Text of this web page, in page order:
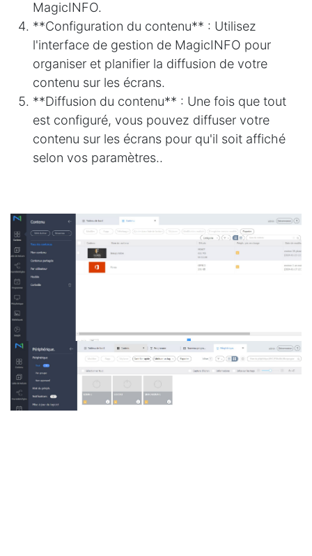
MagicINFO.
**Configuration du contenu** : Utilisez
l'interface de gestion de MagicINFO pour
organiser et planifier la diffusion de votre
contenu sur les écrans.
**Diffusion du contenu** : Une fois que tout
est configuré, vous pouvez diffuser votre
contenu sur les écrans pour qu'il soit affiché
selon vos paramètres..